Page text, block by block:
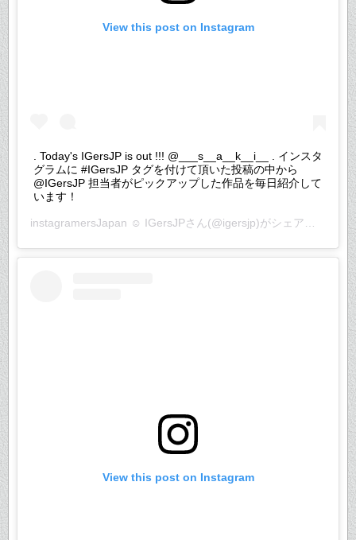
View this post on Instagram
. Today's IGersJP is out !!! @___s__a__k__i__ . インスタ
グラムに #IGersJP タグを付けて頂いた投稿の中から
@IGersJP 担当者がピックアップした作品を毎日紹介して
います！
instagramersJapan ☺︎ IGersJPさん(@igersjp)がシェアした投稿 –
View this post on Instagram